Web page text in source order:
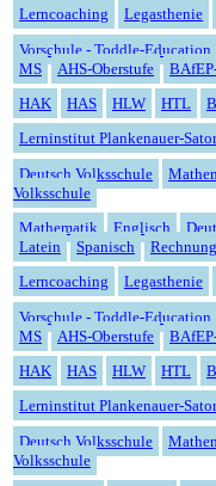
Lerncoaching
Legasthenie
Vorschule - Toddle-Education
MS
AHS-Oberstufe
HAK
HAS HLW HTL
Lerninstitut Plankenauer-
Deutsch Volksschule
Volksschule
Mathematik
Englisch
Latein
Spanisch
Lerncoaching
Legasthenie
Vorschule - Toddle-Education
MS
AHS-Oberstufe
HAK
HAS HLW HTL
Lerninstitut Plankenauer-
Deutsch Volksschule
Volksschule